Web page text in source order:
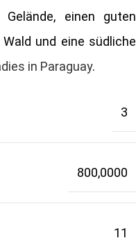
Gelände, einen guten
und eine südliche
in Paraguay.
3
800,0000
11